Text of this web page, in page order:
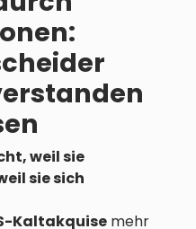
weil sie
sie sich
Kaltakquise mehr